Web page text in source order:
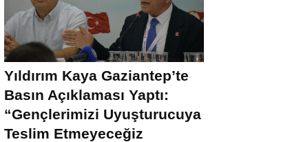
Yıldırım Kaya Gaziantep’te
Basın Açıklaması Yaptı:
“Gençlerimizi Uyuşturucuya
Teslim Etmeyeceğiz